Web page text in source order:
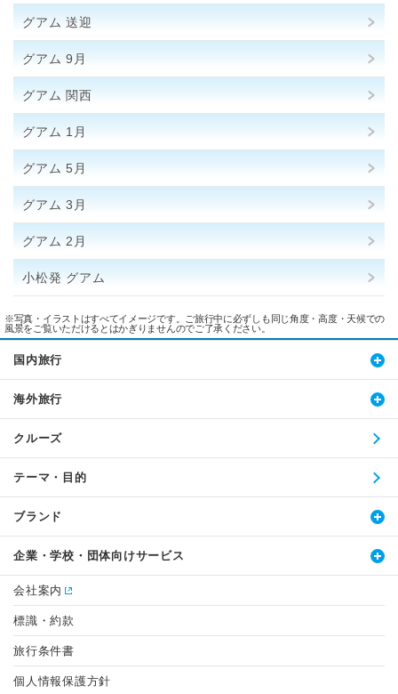
グアム 送迎
グアム 9月
グアム 関西
グアム 1月
グアム 5月
グアム 3月
グアム 2月
小松発 グアム
※写真・イラストはすべてイメージです。ご旅行中に必ずしも同じ角度・高度・天候での
風景をご覧いただけるとはかぎりませんのでご了承ください。
国内旅行
海外旅行
クルーズ
テーマ・目的
ブランド
企業・学校・団体向けサービス
会社案内
標識・約款
旅行条件書
個人情報保護方針